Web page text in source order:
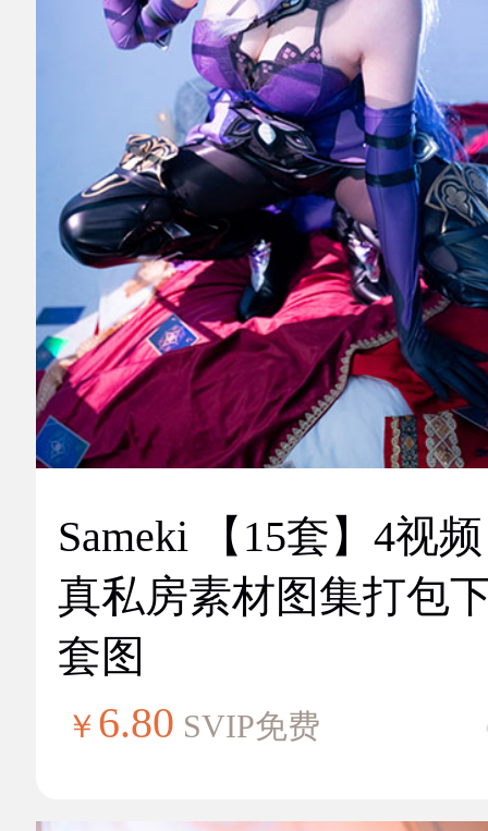
Sameki 【15套】4视
真私房素材图集打包
套图
￥ 6.80 SVIP免费